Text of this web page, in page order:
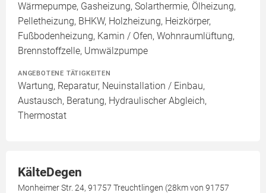
Wärmepumpe, Gasheizung, Solarthermie, Ölheizung,
Pelletheizung, BHKW, Holzheizung, Heizkörper,
Fußbodenheizung, Kamin / Ofen, Wohnraumlüftung,
Brennstoffzelle, Umwälzpumpe
ANGEBOTENE TÄTIGKEITEN
Wartung, Reparatur, Neuinstallation / Einbau,
Austausch, Beratung, Hydraulischer Abgleich,
Thermostat
KälteDegen
Monheimer Str. 24, 91757 Treuchtlingen (28km von 91757